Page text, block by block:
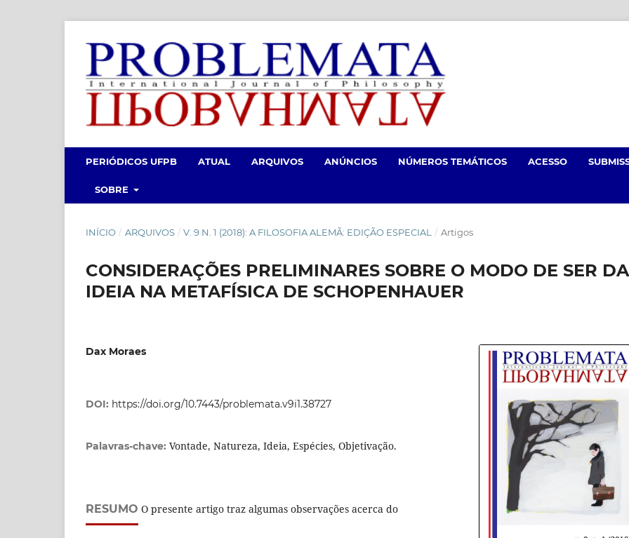
PERIÓDICOS UFPB ATUAL ARQUIVOS ANÚNCIOS NÚMEROS TEMÁTICOS ACESSO
SOBRE
INÍCIO / ARQUIVOS / V. 9 N. 1 (2018): A FILOSOFIA ALEMÃ: EDIÇÃO ESPECIAL / Artigos
CONSIDERAÇÕES PRELIMINARES SOBRE O MODO DE SER DA
IDEIA NA METAFÍSICA DE SCHOPENHAUER
Dax Moraes
DOI: https://doi.org/10.7443/problemata.v9i1.38727
Palavras-chave: Vontade, Natureza, Ideia, Espécies, Objetivação.
RESUMO O presente artigo traz algumas observações acerca do